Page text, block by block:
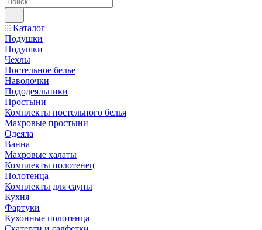
Каталог
Подушки
Подушки
Чехлы
Постельное белье
Наволочки
Пододеяльники
Простыни
Комплекты постельного белья
Махровые простыни
Одеяла
Ванна
Махровые халаты
Комплекты полотенец
Полотенца
Комплекты для сауны
Кухня
Фартуки
Кухонные полотенца